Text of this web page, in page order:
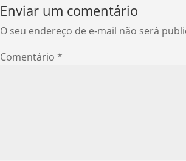
Enviar um comentário
O seu endereço de e-mail não será
Comentário*